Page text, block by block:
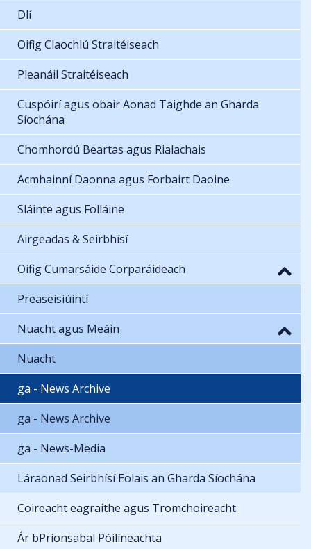
Dlí
Oifig Claochlú Straitéiseach
Pleanáil Straitéiseach
Cuspóirí agus obair Aonad Taighde an Gharda
Síochána
Chomhordú Beartas agus Rialachais
Acmhainní Daonna agus Forbairt Daoine
Sláinte agus Folláine
Airgeadas & Seirbhísí
Oifig Cumarsáide Corparáideach
Preaseisiúintí
Nuacht agus Meáin
Nuacht
ga - News Archive
ga - News Archive
ga - News-Media
Láraonad Seirbhísí Eolais an Gharda Síochána
Coireacht eagraithe agus Tromchoireacht
Ár bPrionsabal Póilíneachta